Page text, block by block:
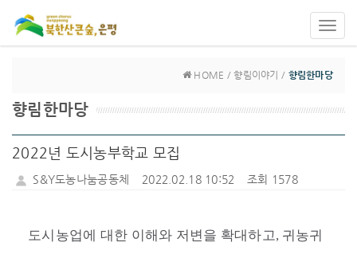
HOME / 향림이야기 / 향림한마당
향림한마당
2022년 도시농부학교 모집
S&Y도농나눔공동체 2022.02.18 10:52 조회 1578
도시농업에 대한 이해와 저변을 확대하고, 귀농귀